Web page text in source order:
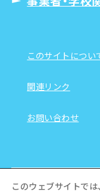
このサイトについ
関連リンク
お問い合わせ
このウェブサイトで